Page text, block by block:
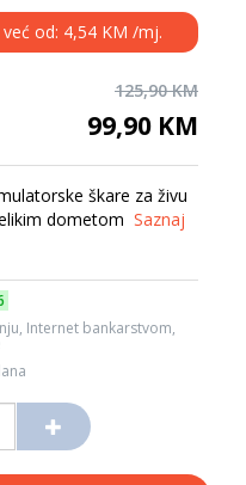
od: 4,54 KM /mj.
125,90 KM
99,90 KM
škare za živu
dometom Saznaj
Internet bankarstvom,